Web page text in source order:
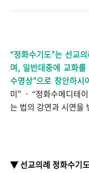
“정화수기도”는 선교
며, 일반대중에 교화
수명상”으로 창안하시
미” · “정화수메디테
는 법의 강연과 시연을
▼ 선교의례 정화수기